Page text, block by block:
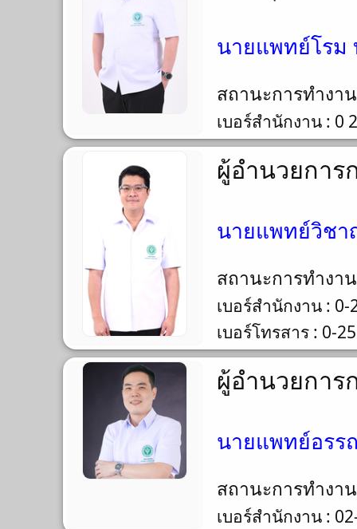
นายแพทย์โรม
สถานะการทำงา
เบอร์สำนักงาน : 0
ผู้อำนวยการ
นายแพทย์วิช
สถานะการทำงา
เบอร์สำนักงาน : 0-
เบอร์โทรสาร : 0-
ผู้อำนวยการ
นายแพทย์อรร
สถานะการทำงา
เบอร์สำนักงาน :